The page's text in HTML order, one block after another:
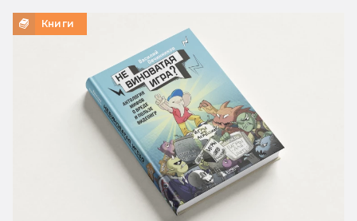
Книги